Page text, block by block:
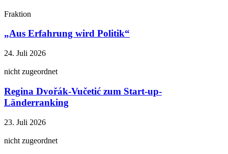
Fraktion
„Aus Erfahrung wird Politik“
24. Juli 2026
nicht zugeordnet
Regina Dvořák-Vučetić zum Start-up-
Länderranking
23. Juli 2026
nicht zugeordnet